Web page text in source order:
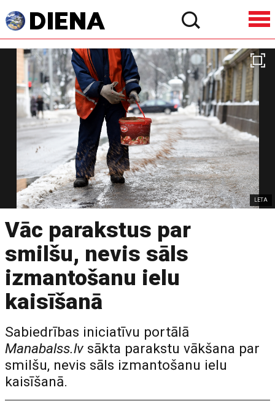
LETA
Vāc parakstus par
smilšu, nevis sāls
izmantošanu ielu
kaisīšanā
Sabiedrības iniciatīvu portālā
Manabalss.lv sākta parakstu vākšana par
smilšu, nevis sāls izmantošanu ielu
kaisīšanā.